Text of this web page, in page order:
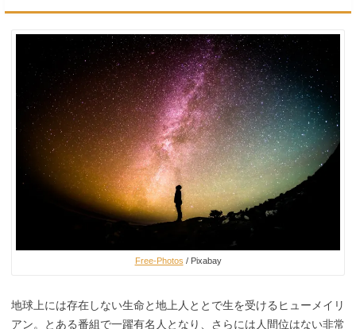
Free-Photos / Pixabay
地球上には存在しない生命と地上人ととで生を受けるヒューメイリ
アン。とある番組で一躍有名人となり、さらには人間位はない非常